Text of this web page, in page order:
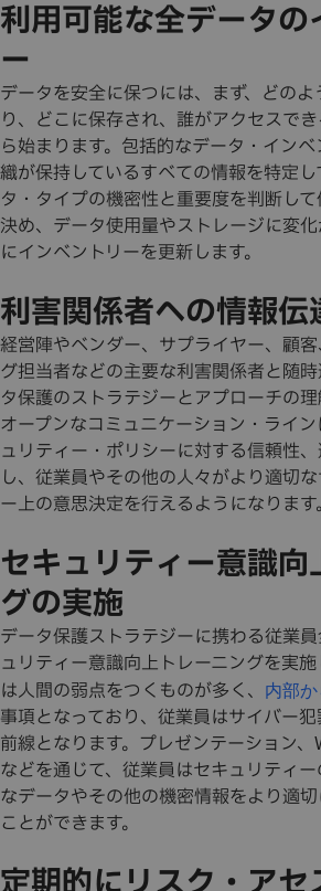
利用可能な全データの
ー
データを安全に保つには、まず、どの
り、どこに保存され、誰がアクセスで
ら始まります。包括的なデータ・イン
織が保持しているすべての情報を特定
タ・タイプの機密性と重要度を判断し
決め、データ使用量やストレージに変
にインベントリーを更新します。
利害関係者への情報伝
経営陣やベンダー、サプライヤー、顧
グ担当者などの主要な利害関係者と随
タ保護のストラテジーとアプローチの
オープンなコミュニケーション・ライ
ュリティー・ポリシーに対する信頼性
し、従業員やその他の人々がより適切
ー上の意思決定を行えるようになります。
セキュリティー意識向
グの実施
データ保護ストラテジーに携わる従業
ュリティー意識向上トレーニングを実
は人間の弱点をつくものが多く、 内部
事項となっており、従業員はサイバー
前線となります。プレゼンテーション
などを通じて、従業員はセキュリティ
なデータやその他の機密情報をより適
ことができます。